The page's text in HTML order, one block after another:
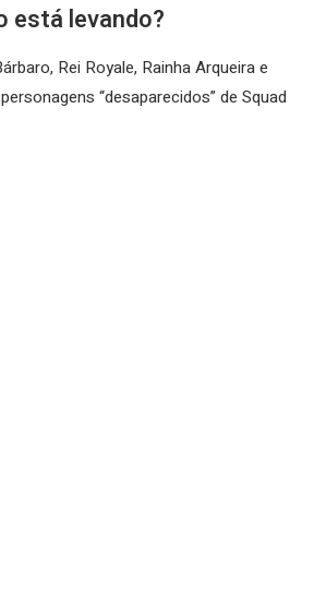
está levando?
Rei Royale, Rainha Arqueira e
“desaparecidos” de Squad